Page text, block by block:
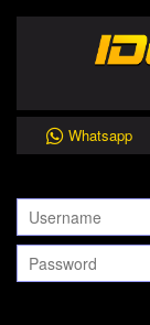
Whatsapp